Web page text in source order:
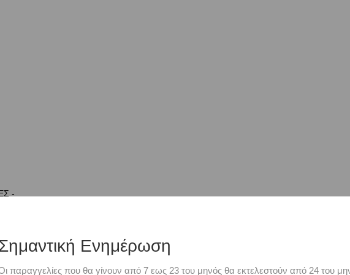
-
Ενημέρωση
παραγγελίες που θα γίνουν από 7 εως 23 του μηνός θα εκτελεστούν από 24 του